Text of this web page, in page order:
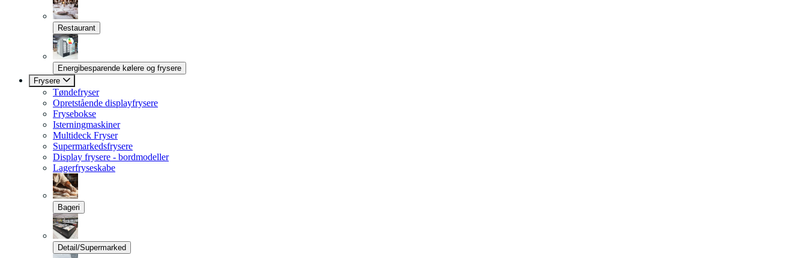
Restaurant
Energibesparende kølere og frysere
Frysere
Tøndefryser
Opretstående displayfrysere
Frysebokse
Isterningmaskiner
Multideck Fryser
Supermarkedsfrysere
Display frysere - bordmodeller
Lagerfryseskabe
Bageri
Detail/Supermarked